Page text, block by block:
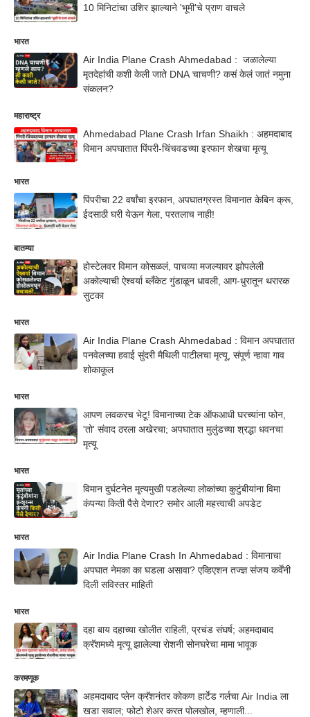
10 मिनिटांचा उशिर झाल्याने 'भूमी'चे प्राण वाचले
भारत
Air India Plane Crash Ahmedabad : जळालेल्या
मृतदेहांची कशी केली जाते DNA चाचणी? कसं केलं जातं नमुना
संकलन?
महाराष्ट्र
Ahmedabad Plane Crash Irfan Shaikh : अहमदाबाद
विमान अपघातात पिंपरी-चिंचवडच्या इरफान शेखचा मृत्यू
भारत
पिंपरीचा 22 वर्षांचा इरफान, अपघातग्रस्त विमानात केबिन क्रू,
ईदसाठी घरी येऊन गेला, परतलाच नाही!
बातम्या
होस्टेलवर विमान कोसळलं, पाचव्या मजल्यावर झोपलेली
अकोल्याची ऐश्वर्या ब्लँकेट गुंडाळून धावली, आग-धुरातून थरारक
सुटका
भारत
Air India Plane Crash Ahmedabad : विमान अपघातात
पनवेलच्या हवाई सुंदरी मैथिली पाटीलचा मृत्यू, संपूर्ण न्हावा गाव
शोकाकूल
भारत
आपण लवकरच भेटू! विमानाच्या टेक ऑफआधी घरच्यांना फोन,
'तो' संवाद ठरला अखेरचा; अपघातात मुलुंडच्या श्रद्धा धवनचा
मृत्यू
भारत
विमान दुर्घटनेत मृ्त्यमुखी पडलेल्या लोकांच्या कुटुंबीयांना विमा
कंपन्या किती पैसे देणार? समोर आली महत्त्वाची अपडेट
भारत
Air India Plane Crash In Ahmedabad : विमानाचा
अपघात नेमका का घडला असावा? एव्हिएशन तज्ज्ञ संजय कर्वेंनी
दिली सविस्तर माहिती
भारत
दहा बाय दहाच्या खोलीत राहिली, प्रचंड संघर्ष; अहमदाबाद
क्रॅशमध्ये मृत्यू झालेल्या रोशनी सोनघरेचा मामा भावूक
करमणूक
अहमदाबाद प्लेन क्रॅशनंतर कोकण हार्टेड गर्लचा Air India ला
खडा सवाल; फोटो शेअर करत पोलखोल, म्हणाली...